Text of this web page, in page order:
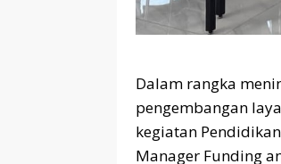
Dalam rangka
pengembangan
kegiatan
Manager Funding